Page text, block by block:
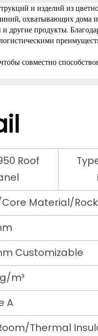
и изделий из
охватывающих дома
продукты.
совместно
Roof
Material/
Customizable
m³
A
Thermal